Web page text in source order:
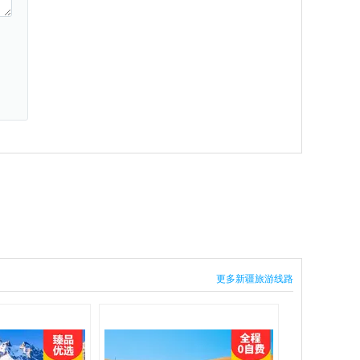
更多新疆旅游线路